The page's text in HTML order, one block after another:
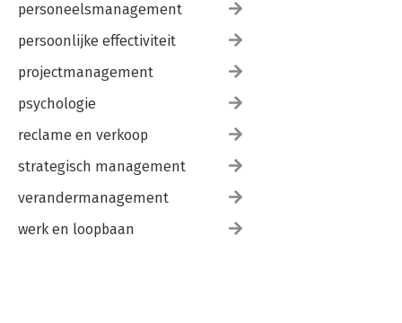
personeelsmanagement
persoonlijke effectiviteit
projectmanagement
psychologie
reclame en verkoop
strategisch management
verandermanagement
werk en loopbaan